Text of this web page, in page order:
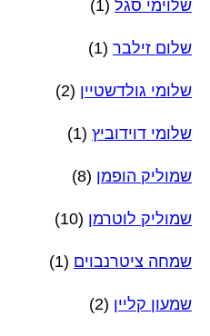
שלוימי סגל (1)
שלום זילבר (1)
שלומי גולדשטיין (2)
שלומי דוידוביץ (1)
שמוליק הופמן (8)
שמוליק לוטרמן (10)
שמחה ציטרנבוים (1)
שמעון קליין (2)